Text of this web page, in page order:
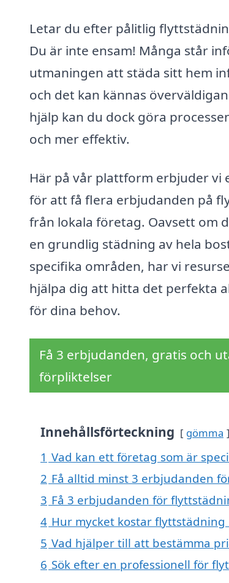
Letar du efter pålitlig
Du är inte ensam! Många står
utmaningen att städa sitt hem
och det kan kännas
hjälp kan du dock göra
och mer effektiv.
Här på vår plattform erbjuder vi
för att få flera erbjudanden på
från lokala företag. Oavsett om
en grundlig städning av hela
specifika områden, har vi
hjälpa dig att hitta det perfekta
för dina behov.
Få 3 erbjudanden, gratis och
förpliktelser
Innehållsförteckning gömma
1 Vad kan ett företag som är
2 Få alltid minst 3 erbjudanden
3 Få 3 erbjudanden för
4 Hur mycket kostar flyttstädning
5 Vad hjälper till att bestämma
6 Sök efter en professionell för